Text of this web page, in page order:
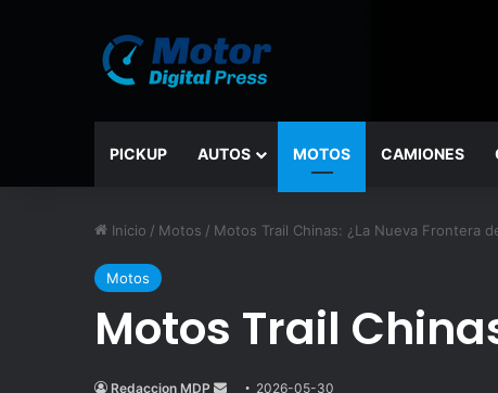
PICKUP AUTOS MOTOS CAMIONES
Inicio / Motos / Motos Trail Chinas: ¿La Nueva Frontera
Motos
Motos Trail
Redaccion MDP
Send2026-05-30